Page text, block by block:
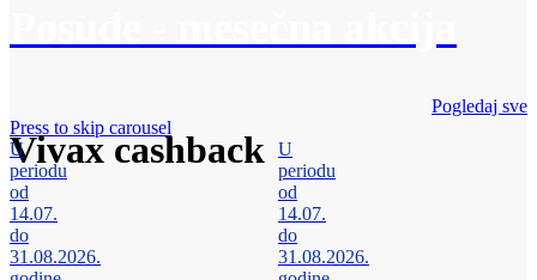
Vivax cashback
Pogledaj sve
Press to skip carousel
U
periodu
od
14.07.
do
31.08.2026.
U
periodu
od
14.07.
do
31.08.2026.